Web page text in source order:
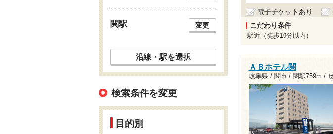
電子チケットあり
こだわり条件
駅近（徒歩10分以内）
ＡＢホテル関
岐阜県 / 関市 / 関駅759m /
関駅 変更
沿線・駅を選択
検索条件を変更
目的別